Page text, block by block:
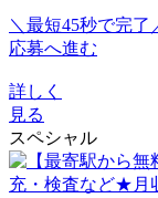
＼最短45秒で完了
応募へ進む
詳しく
見る
スペシャル